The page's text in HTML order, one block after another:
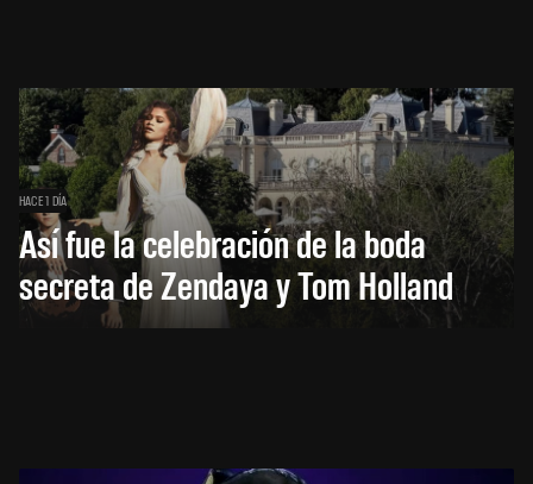
HACE 1 DÍA
Así fue la celebración de la boda
secreta de Zendaya y Tom Holland